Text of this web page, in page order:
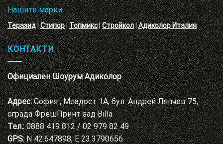
Нашите марки
Теразид|Стипор|Топмикс|Стройкол|Адиколор Италия
КОНТАКТИ
Официален Шоурум Адиколор
Адрес:София , Младост 1А, бул. Андрей Ляпчев 75,
сграда ФрешПринт зад Billa
Тел.:0888 419 812 / 02 979 82 49
GPS:N 42.647898, E 23.3790656